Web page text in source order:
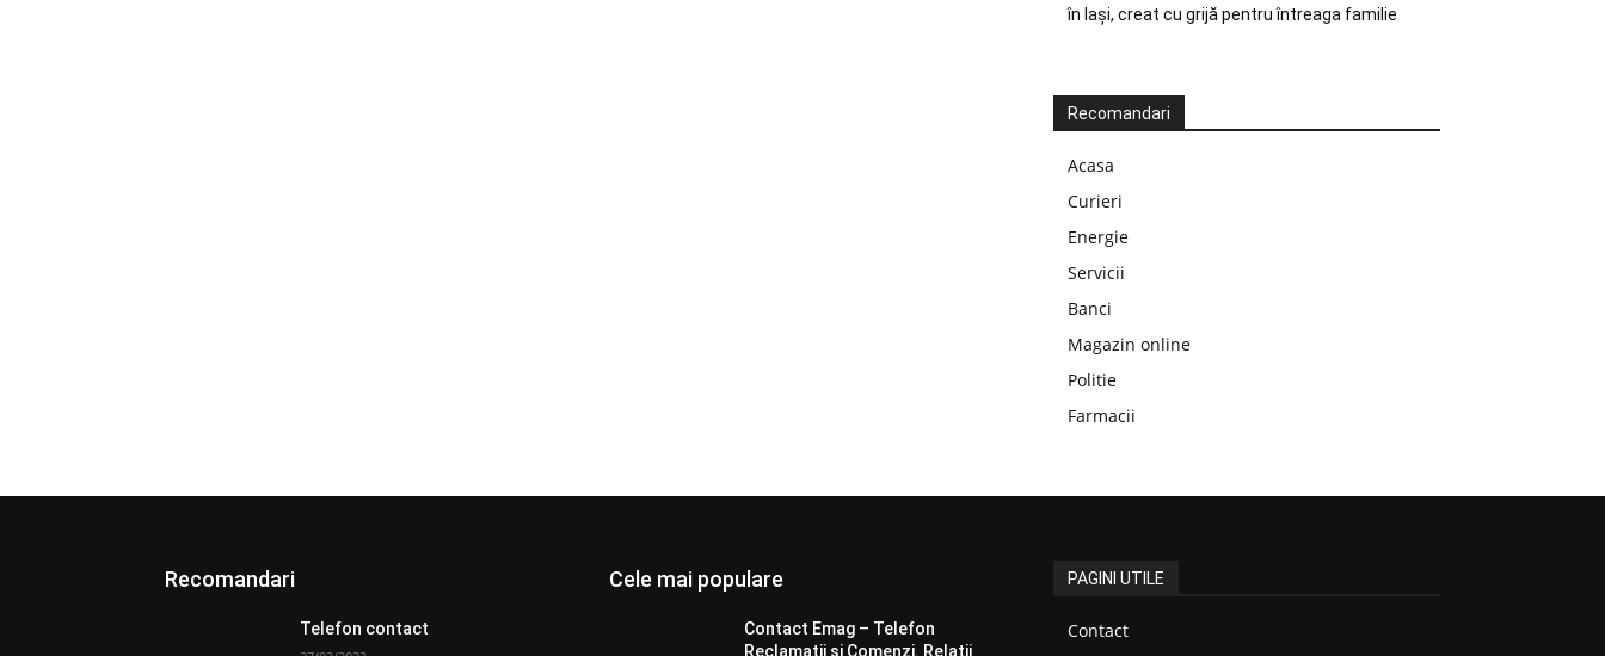
în Iași, creat cu grijă pentru întreaga familie
Recomandari
Acasa
Curieri
Energie
Servicii
Banci
Magazin online
Politie
Farmacii
Recomandari
Telefon contact
Cele mai populare
Contact Emag – Telefon
Reclamatii si Comenzi. Relatii
PAGINI UTILE
Contact